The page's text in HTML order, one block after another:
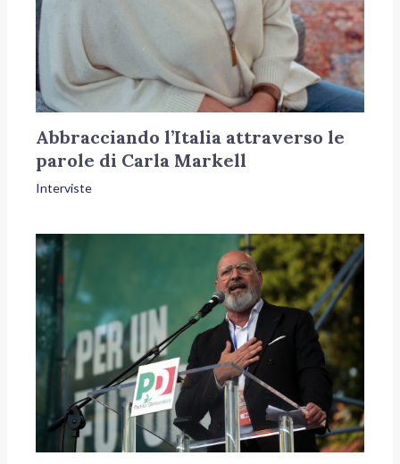
Abbracciando l’Italia attraverso le
parole di Carla Markell
Interviste